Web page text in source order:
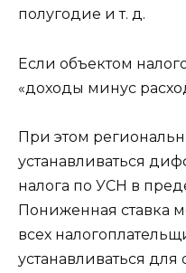
полугодие и т. д.
Если объектом
«доходы минус
При этом
устанавливаться
налога по УСН в
Пониженная ставка
всех
устанавливаться